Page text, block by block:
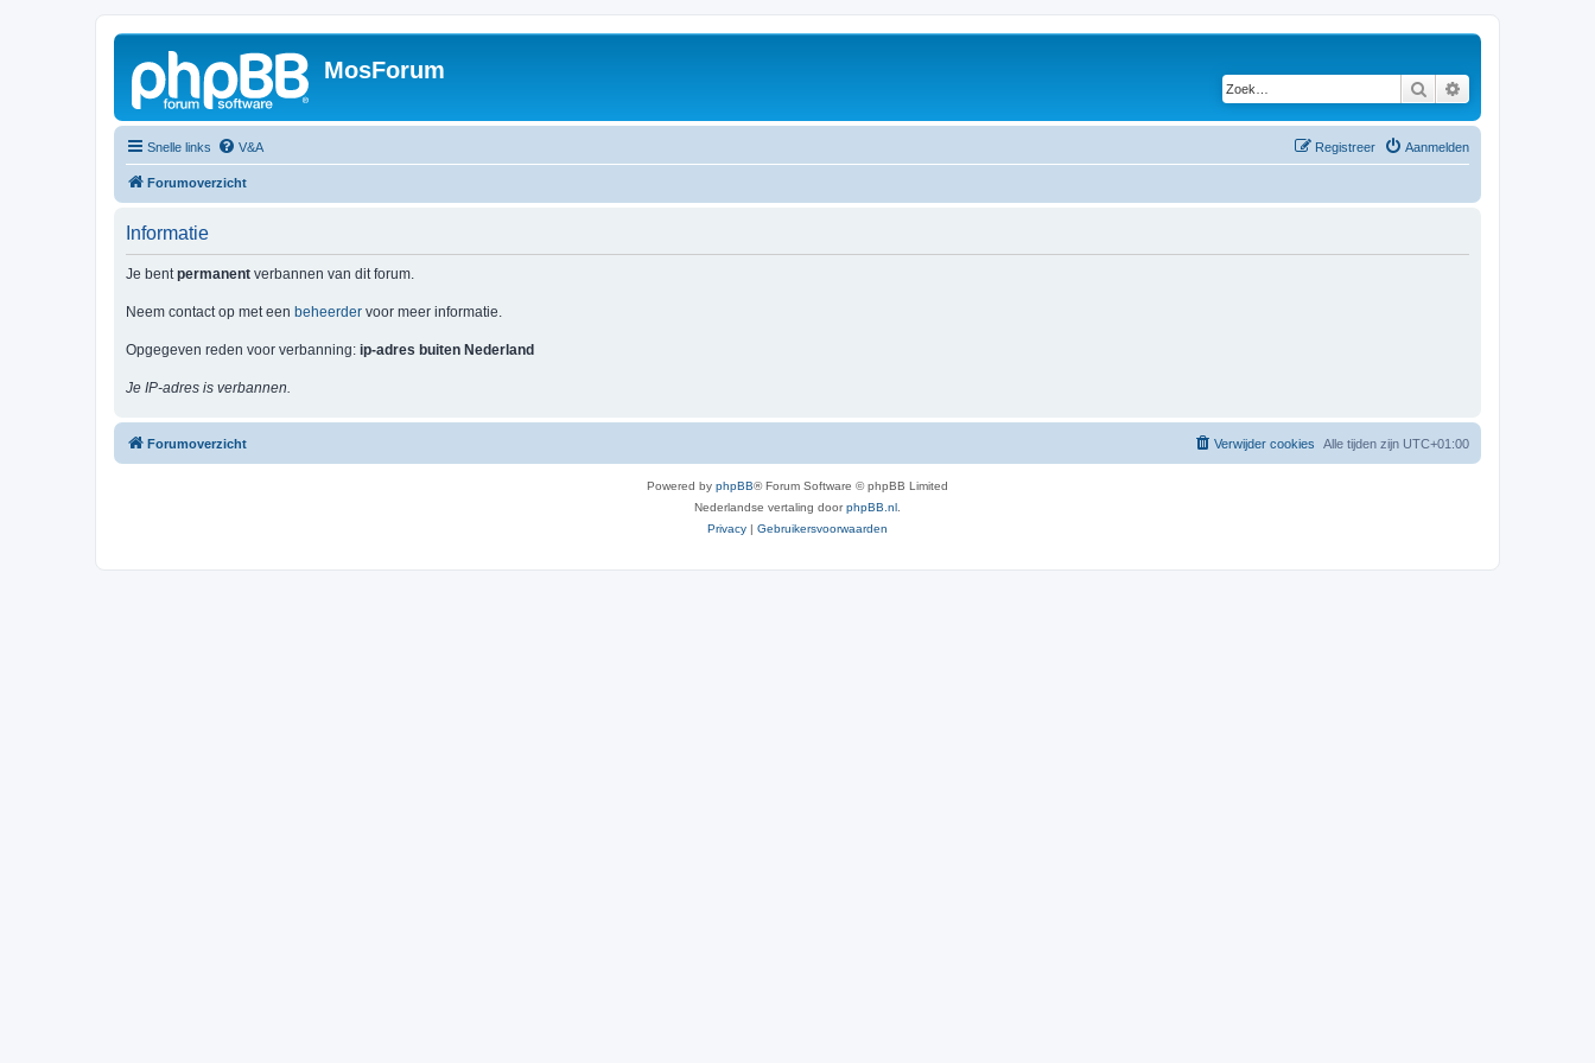
MosForum
Zoek
Snelle links V&A Aanmelden
Registreer
Forumoverzicht
Informatie
Je bentpermanent verbannen van dit forum.
Neem contact op met een beheerder voor meer informatie.
Opgegeven reden voor verbanning: ip-adres buiten Nederland
Je IP-adres is verbannen.
Forumoverzicht Alle tijden zijn UTC+01:00
Verwijder cookies
Powered by phpBB® Forum Software © phpBB Limited
Nederlandse vertaling doorphpBB.nl
Privacy | Gebruikersvoorwaarden